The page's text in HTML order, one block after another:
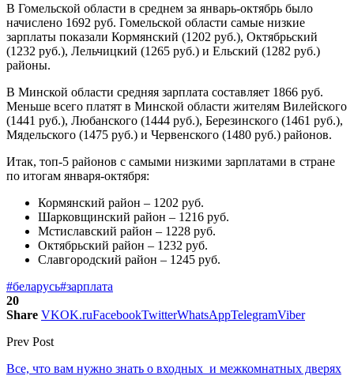
В Гомельской области в среднем за январь-октябрь было
начислено 1692 руб. Гомельской области самые низкие
зарплаты показали Кормянский (1202 руб.), Октябрьский
(1232 руб.), Лельчицкий (1265 руб.) и Ельский (1282 руб.)
районы.
В Минской области средняя зарплата составляет 1866 руб.
Меньше всего платят в Минской области жителям Вилейского
(1441 руб.), Любанского (1444 руб.), Березинского (1461 руб.),
Мядельского (1475 руб.) и Червенского (1480 руб.) районов.
Итак, топ-5 районов с самыми низкими зарплатами в стране
по итогам января-октября:
Кормянский район – 1202 руб.
Шарковщинский район – 1216 руб.
Мстиславский район – 1228 руб.
Октябрьский район – 1232 руб.
Славгородский район – 1245 руб.
#беларусь#зарплата
20
Share VKOK.ruFacebookTwitterWhatsAppTelegramViber
Prev Post
Все, что вам нужно знать о входных и межкомнатных дверях